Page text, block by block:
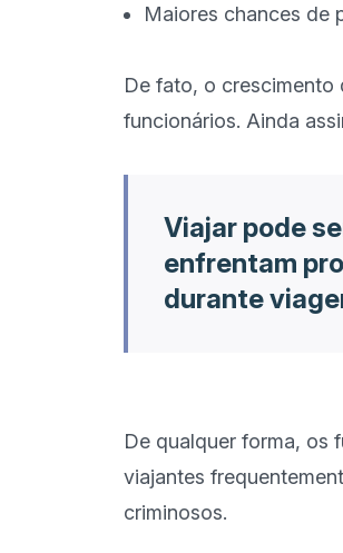
Maiores chances de
De fato, o crescimento
Viajar pode
enfrentam
durante
De qualquer forma, os
viajantes
criminosos.